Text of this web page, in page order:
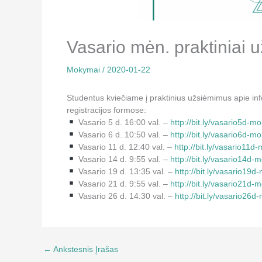
Vasario mėn. praktiniai
Mokymai / 2020-01-22
Studentus kviečiame į praktinius užsiėmimus apie
registracijos formose:
Vasario 5 d. 16:00 val. – http://bit.ly/vasario5d-
Vasario 6 d. 10:50 val. – http://bit.ly/vasario6d-
Vasario 11 d. 12:40 val. – http://bit.ly/vasario11d-
Vasario 14 d. 9:55 val. – http://bit.ly/vasario14d-
Vasario 19 d. 13:35 val. – http://bit.ly/vasario19d-
Vasario 21 d. 9:55 val. – http://bit.ly/vasario21d-
Vasario 26 d. 14:30 val. – http://bit.ly/vasario26d-
← Ankstesnis Įrašas